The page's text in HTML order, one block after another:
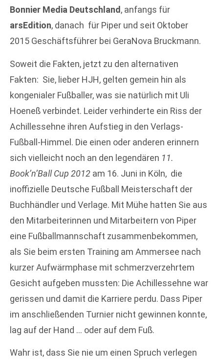
Bonnier Media Deutschland , anfangs für
arsEdition, danach für Piper und seit Oktober
2015 Geschäftsführer bei GeraNova Bruckmann.
Soweit die Fakten, jetzt zu den alternativen
Fakten: Sie, lieber HJH, gelten gemein hin als
kongenialer Fußballer, was sie natürlich mit Uli
Hoeneß verbindet. Leider verhinderte ein Riss der
Achillessehne ihren Aufstieg in den Verlags-
Fußball-Himmel. Die einen oder anderen erinnern
sich vielleicht noch an den legendären 11.
Book’n’Ball Cup 2012 am 16. Juni in Köln, die
inoffizielle Deutsche Fußball Meisterschaft der
Buchhändler und Verlage. Mit Mühe hatten Sie aus
den Mitarbeiterinnen und Mitarbeitern von Piper
eine Fußballmannschaft zusammenbekommen,
als Sie beim ersten Training am Ammersee nach
kurzer Aufwärmphase mit schmerzverzehrtem
Gesicht aufgeben mussten: Die Achillessehne war
gerissen und damit die Karriere perdu. Dass Piper
im anschließenden Turnier nicht gewinnen konnte,
lag auf der Hand … oder auf dem Fuß.
Wahr ist, dass Sie nie um einen Spruch verlegen